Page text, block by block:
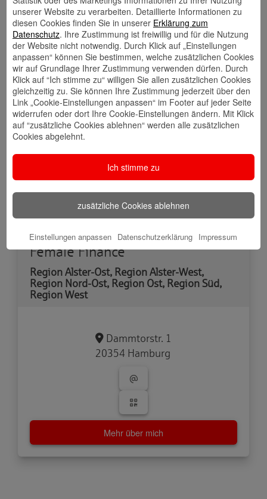
Mehr über mich
Female Finance
Region Alster-Ost, Region Alster-West,
Region Nord-Ost, Region Ost, Region Süd,
Region West
Dammtorstr. 1
20354 Hamburg
Mehr über mich
unserer Website zu verarbeiten. Detaillierte Informationen zu
diesen Cookies finden Sie in unserer Erklärung zum
Datenschutz. Ihre Zustimmung ist freiwillig und für die Nutzung
der Website nicht notwendig. Durch Klick auf „Einstellungen
anpassen“ können Sie bestimmen, welche zusätzlichen Cookies
wir auf Grundlage Ihrer Zustimmung verwenden dürfen. Durch
Klick auf “Ich stimme zu“ willigen Sie allen zusätzlichen Cookies
gleichzeitig zu. Sie können Ihre Zustimmung jederzeit über den
Link „Cookie-Einstellungen anpassen“ im Footer auf jeder Seite
widerrufen oder dort Ihre Cookie-Einstellungen ändern. Mit Klick
auf “zusätzliche Cookies ablehnen“ werden alle zusätzlichen
Cookies abgelehnt.
Ich stimme zu
zusätzliche Cookies ablehnen
Einstellungen anpassen Datenschutzerklärung Impressum